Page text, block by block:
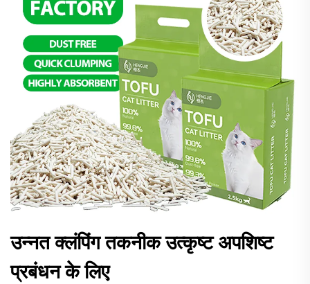
उन्नत क्लंपिंग तकनीक उत्कृष्ट अपशिष्ट
प्रबंधन के लिए